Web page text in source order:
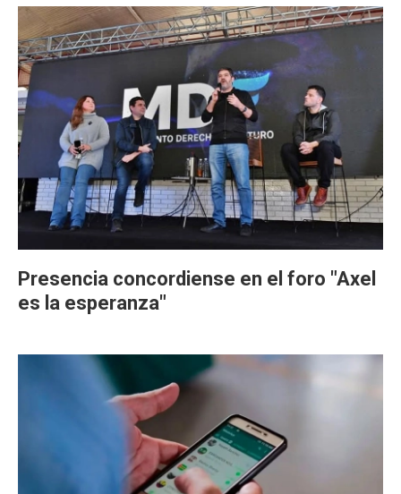
Presencia concordiense en el foro "Axel
es la esperanza"